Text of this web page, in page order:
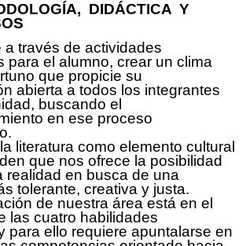
DIDÁCTICA Y
a través de actividades
para el alumno, crear un clima
que propicie su
abierta a todos los integrantes
buscando el
en ese proceso
literatura como elemento cultural
que nos ofrece la posibilidad
realidad en busca de una
tolerante, creativa y justa.
de nuestra área está en el
las cuatro habilidades
para ello requiere apuntalarse en